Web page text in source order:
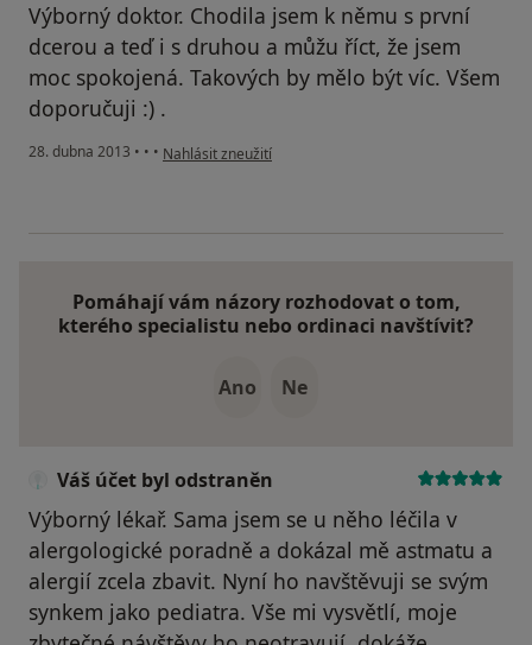
Výborný doktor. Chodila jsem k němu s první
dcerou a teď i s druhou a můžu říct, že jsem
moc spokojená. Takových by mělo být víc. Všem
doporučuji :) .
28. dubna 2013 • • • podle názoru uživatele Váš účet byl odstraněn
Nahlásit zneužití
Pomáhají vám názory rozhodovat o tom,
kterého specialistu nebo ordinaci navštívit?
Ano Ne
Váš účet byl odstraněn
Výborný lékař. Sama jsem se u něho léčila v
alergologické poradně a dokázal mě astmatu a
alergií zcela zbavit. Nyní ho navštěvuji se svým
synkem jako pediatra. Vše mi vysvětlí, moje